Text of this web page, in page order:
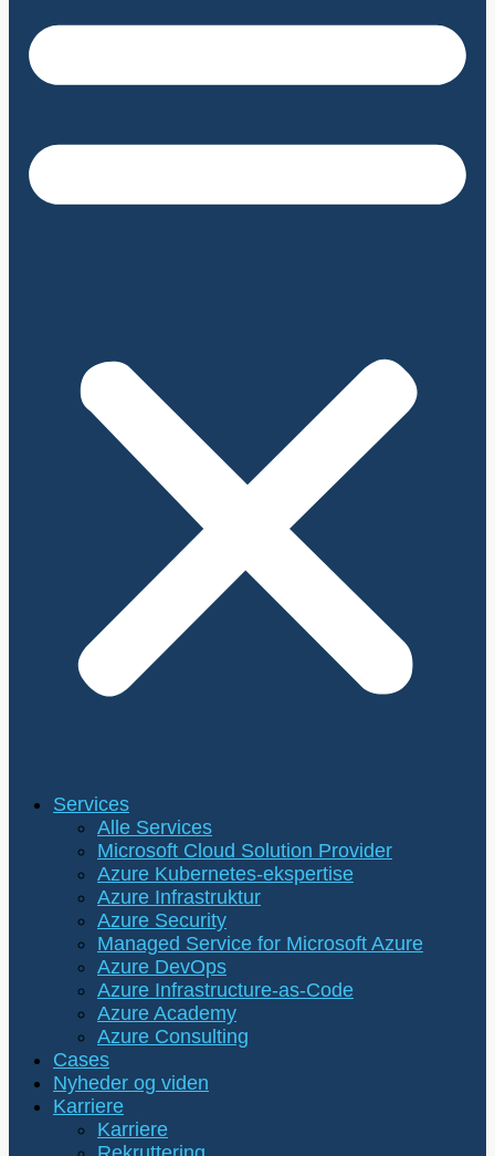
Services
Alle Services
Microsoft Cloud Solution Provider
Azure Kubernetes-ekspertise
Azure Infrastruktur
Azure Security
Managed Service for Microsoft Azure
Azure DevOps
Azure Infrastructure-as-Code
Azure Academy
Azure Consulting
Cases
Nyheder og viden
Karriere
Karriere